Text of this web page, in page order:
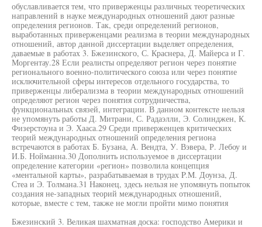
обуславливается тем, что приверженцы различных теоретических
направлений в науке международных отношений дают разные
определения регионов. Так, среди определений регионов,
выработанных приверженцами реализма в теории международных
отношений, автор данной диссертации выделяет определения,
даваемые в работах 3. Бжезинского, С. Краснера, Д. Майерса и Г.
Моргентау.28 Если реалисты определяют регион через понятие
регионального военно-политического союза или через понятие
исключительной сферы интересов отдельного государства, то
приверженцы либерализма в теории международных отношений
определяют регион через понятия сотрудничества,
функциональных связей, интеграции. В данном контексте нельзя
не упомянуть работы Д. Митрани, С. Радаэлли, Э. Солинджен, К.
Физерстоуна и Э. Хааса.29 Среди приверженцев критических
теорий международных отношений определения региона
встречаются в работах Б. Бузана, А. Вендта, У. Вэвера, Р. Лебоу и
И.Б. Нойманна.30 Дополнить используемое в диссертации
определение категории «регион» позволила концепция
«ментальной карты», разрабатываемая в трудах P.M. Доунза, Д.
Стеа и Э. Толмана.31 Наконец, здесь нельзя не упомянуть попыток
создания не-западных теорий международных отношений,
которые, вместе с тем, также не могли пройти мимо понятия
Бжезинский 3. Великая шахматная доска: господство Америки и